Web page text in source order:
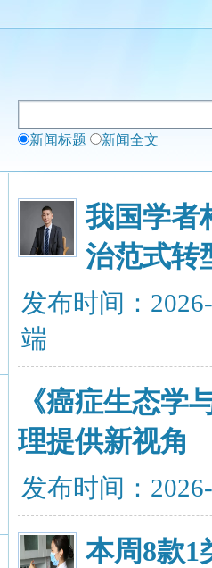
新闻标题 新闻全文
我国学者
治范式转
发布时间：
端
《癌症生态学
理提供新视角
发布时间：
本周8款1